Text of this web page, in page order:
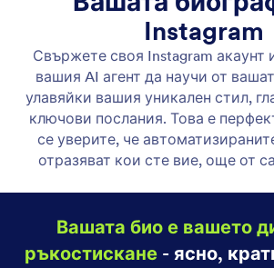
Учете се от Instagram DM-и